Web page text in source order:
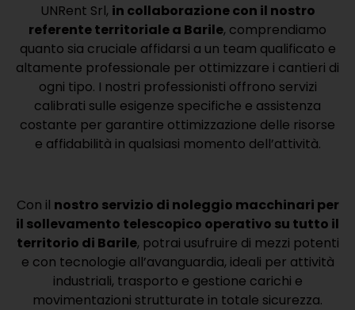
UNRent Srl, in collaborazione con il nostro
referente territoriale a Barile, comprendiamo
quanto sia cruciale affidarsi a un team qualificato e
altamente professionale per ottimizzare i cantieri di
ogni tipo. I nostri professionisti offrono servizi
calibrati sulle esigenze specifiche e assistenza
costante per garantire ottimizzazione delle risorse
e affidabilità in qualsiasi momento dell’attività.
Con il nostro servizio di noleggio macchinari per
il sollevamento telescopico operativo su tutto il
territorio di Barile, potrai usufruire di mezzi potenti
e con tecnologie all’avanguardia, ideali per attività
industriali, trasporto e gestione carichi e
movimentazioni strutturate in totale sicurezza.